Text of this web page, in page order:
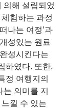
의해 설립되었
험하는 과정
나는 여정’과
성있는 원료
성시킨다는
하였다. 또한,
정 여행지의
의미를 지
낄 수 있는